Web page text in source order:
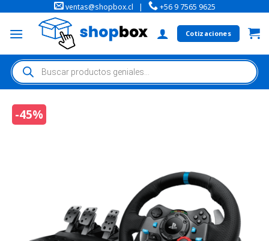
ventas@shopbox.cl | +56 9 7565 9625
Cotizaciones
-45%